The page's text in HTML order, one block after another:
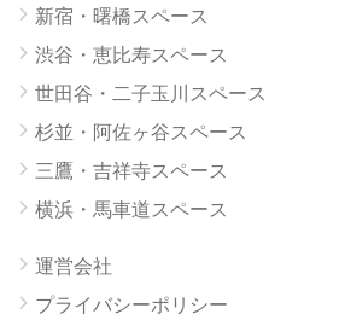
新宿・曙橋スペース
渋谷・恵比寿スペース
世田谷・二子玉川スペース
杉並・阿佐ヶ谷スペース
三鷹・吉祥寺スペース
横浜・馬車道スペース
運営会社
プライバシーポリシー